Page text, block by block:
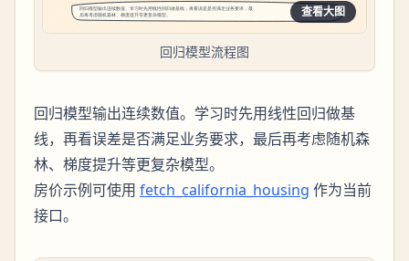
查看大图
回归模型流程图
回归模型输出连续数值。学习时先用线性回归做基
线，再看误差是否满足业务要求，最后再考虑随机森
林、梯度提升等更复杂模型。
房价示例可使用 fetch_california_housing 作为当前
接口。